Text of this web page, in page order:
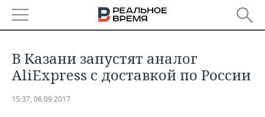
БАШКОРТОСТАН
ТАТАРСТАН
НОВОСТИ
АНАЛИТИКА
В Казани запустят аналог
AliExpress с доставкой по России
15:37, 06.09.2017